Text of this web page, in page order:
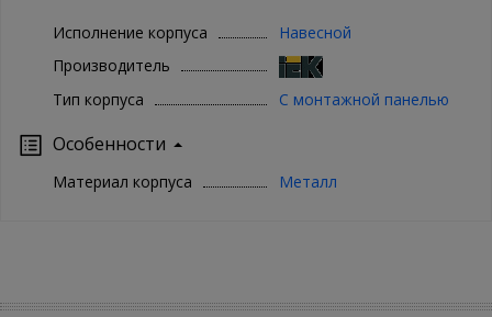
Исполнение корпуса
Навесной
Производитель
Тип корпуса
С монтажной панелью
Особенности
Материал корпуса Металл